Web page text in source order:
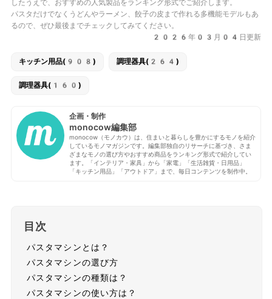
したうえで、おすすめの人気製品をランキング形式でご紹介します。
パスタだけでなくうどんやラーメン、餃子の皮まで作れる多機能モデルもあ
るので、ぜひ最後までチェックしてみてください。
2026年03月04日更新
キッチン用品(908) 調理器具(264)
調理器具(160)
企画・制作
monocow編集部
monocow（モノカウ）は、住まいと暮らしを豊かにするモノを紹介
しているモノマガジンです。編集部独自のリサーチに基づき、さま
ざまなモノの選び方やおすすめ商品をランキング形式で紹介してい
ます。「インテリア・家具」から「家電」「生活雑貨・日用品」
「キッチン用品」「アウトドア」まで、毎日コンテンツを制作中。
目次
パスタマシンとは？
パスタマシンの選び方
パスタマシンの種類は？
パスタマシンの使い方は？